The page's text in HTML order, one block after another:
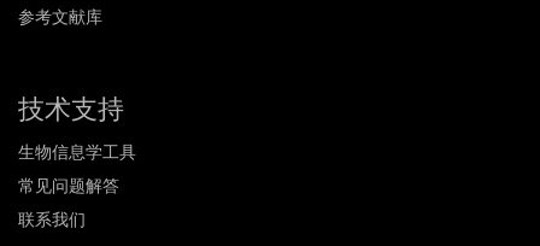
参考文献库
技术支持
生物信息学工具
常见问题解答
联系我们